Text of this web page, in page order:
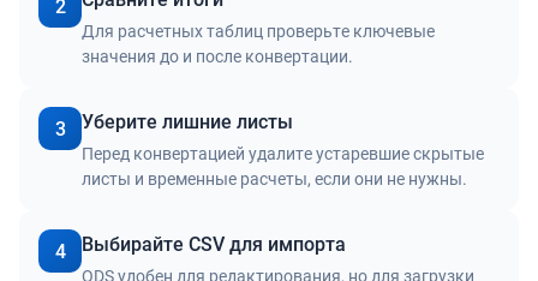
2
Для расчетных таблиц проверьте ключевые
значения до и после конвертации.
3 Уберите лишние листы
Перед конвертацией удалите устаревшие скрытые
листы и временные расчеты, если они не нужны.
4 Выбирайте CSV для импорта
ODS удобен для редактирования, но для загрузки